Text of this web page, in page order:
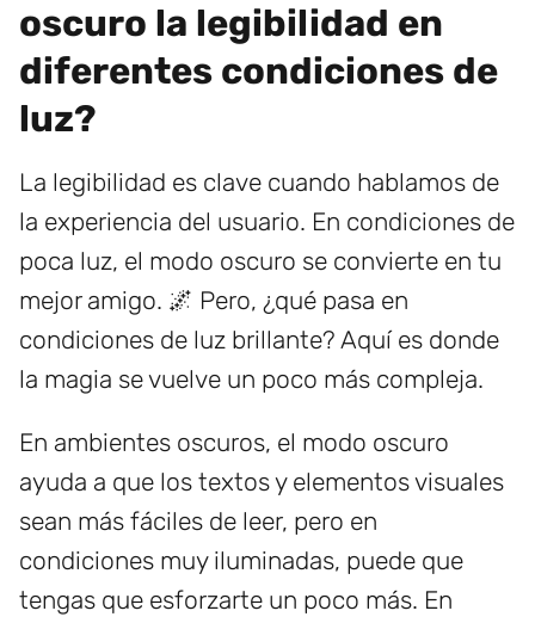
oscuro la legibilidad en
diferentes condiciones de
luz?
La legibilidad es clave cuando hablamos de
la experiencia del usuario. En condiciones de
poca luz, el modo oscuro se convierte en tu
mejor amigo. 🌌 Pero, ¿qué pasa en
condiciones de luz brillante? Aquí es donde
la magia se vuelve un poco más compleja.
En ambientes oscuros, el modo oscuro
ayuda a que los textos y elementos visuales
sean más fáciles de leer, pero en
condiciones muy iluminadas, puede que
tengas que esforzarte un poco más. En